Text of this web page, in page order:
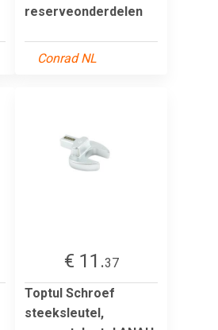
reserveonderdelen
Conrad NL
€ 11.37
Toptul Schroef
steeksleutel,